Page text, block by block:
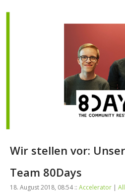
Wir stellen vor:
Team 80Days
18. August 2018, 08:54 :: Accelerator |